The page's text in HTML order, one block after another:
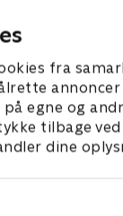
fra
egne og
tilbage ved
dine
40 min